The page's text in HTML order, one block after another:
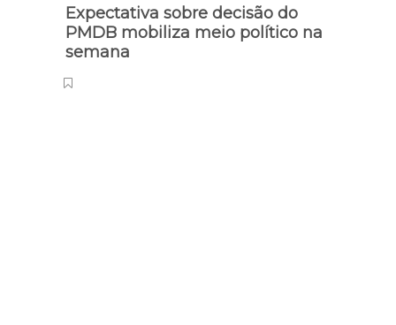
Expectativa sobre decisão do
PMDB mobiliza meio político na
semana